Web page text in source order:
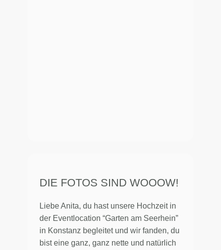
DIE FOTOS SIND WOOOW!
Liebe Anita, du hast unsere Hochzeit in
der Eventlocation “Garten am Seerhein”
in Konstanz begleitet und wir fanden, du
bist eine ganz, ganz nette und natürlich